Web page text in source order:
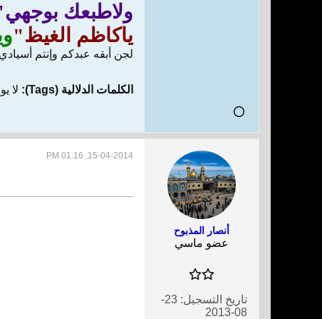
ولاطبعك
ياكاظم الغيظ"
لجن أبقه عبدكم وإنتم أسيادي
الكلمات الدلالية (Tags): لا
أنصار المذبوح
عضو ماسي
تاريخ التسجيل:
23-
08-2013
15-04-2014, 01:16 PM